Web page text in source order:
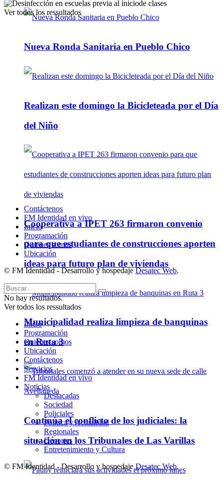
Nueva Ronda Sanitaria en Pueblo Chico
Realizan este domingo la Bicicleteada por el Día
del Niño
Cooperativa a IPET 263 firmaron convenio
para que estudiantes de construcciones aporten
ideas para futuro plan de viviendas
Municipalidad realiza limpieza de banquinas
en Ruta 3
Continúa el conflicto de los judiciales: la
situación en los Tribunales de Las Varillas
Ver todos los ressultados
Contáctenos
FM Identidad en vivo
Inicio
Programación
Quienes somos
Ubicación
© FM Identidad - Desarrollo y hospedajeDesatec Web.
No hay resultados.
Ver todos los ressultados
Inicio
Programación
Quienes somos
Ubicación
Contáctenos
Servicios
FM Identidad en vivo
Noticias
Destacadas
Sociedad
Policiales
Política y Actualidad
Regionales
Deportes
Entretenimiento y Cultura
© FM Identidad - Desarrollo y hospedaje Desatec Web.